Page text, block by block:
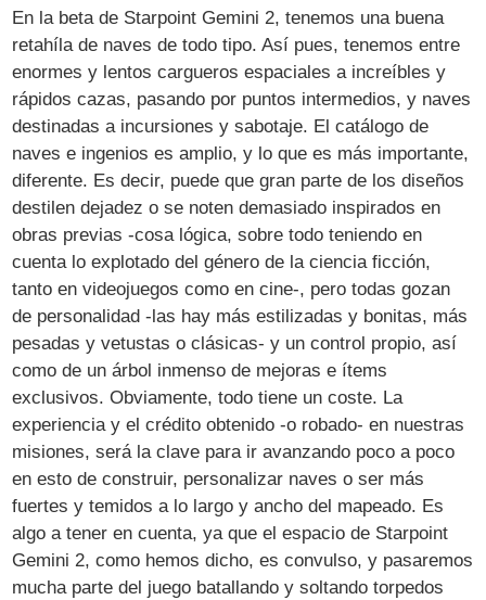
En la beta de Starpoint Gemini 2, tenemos una buena
retahíla de naves de todo tipo. Así pues, tenemos entre
enormes y lentos cargueros espaciales a increíbles y
rápidos cazas, pasando por puntos intermedios, y naves
destinadas a incursiones y sabotaje. El catálogo de
naves e ingenios es amplio, y lo que es más importante,
diferente. Es decir, puede que gran parte de los diseños
destilen dejadez o se noten demasiado inspirados en
obras previas -cosa lógica, sobre todo teniendo en
cuenta lo explotado del género de la ciencia ficción,
tanto en videojuegos como en cine-, pero todas gozan
de personalidad -las hay más estilizadas y bonitas, más
pesadas y vetustas o clásicas- y un control propio, así
como de un árbol inmenso de mejoras e ítems
exclusivos. Obviamente, todo tiene un coste. La
experiencia y el crédito obtenido -o robado- en nuestras
misiones, será la clave para ir avanzando poco a poco
en esto de construir, personalizar naves o ser más
fuertes y temidos a lo largo y ancho del mapeado. Es
algo a tener en cuenta, ya que el espacio de Starpoint
Gemini 2, como hemos dicho, es convulso, y pasaremos
mucha parte del juego batallando y soltando torpedos